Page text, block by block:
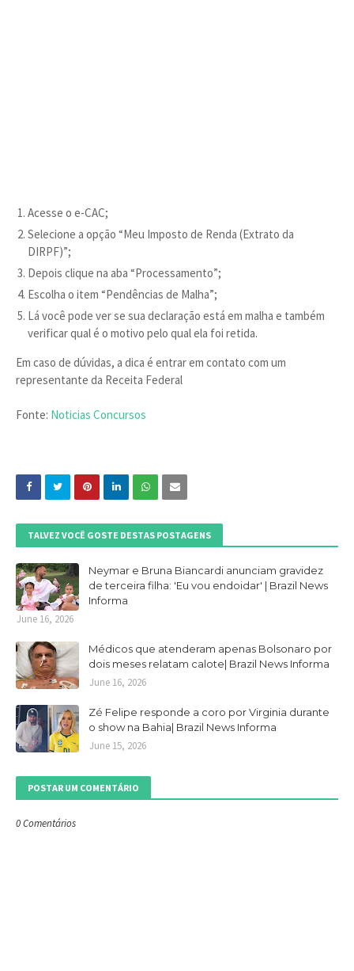
Acesse o e-CAC;
Selecione a opção “Meu Imposto de Renda (Extrato da
DIRPF)”;
Depois clique na aba “Processamento”;
Escolha o item “Pendências de Malha”;
Lá você pode ver se sua declaração está em malha e também
verificar qual é o motivo pelo qual ela foi retida.
Em caso de dúvidas, a dica é entrar em contato com um
representante da Receita Federal
Fonte: Noticias Concursos
TALVEZ VOCÊ GOSTE DESTAS POSTAGENS
Neymar e Bruna Biancardi anunciam gravidez
de terceira filha: 'Eu vou endoidar' | Brazil News
Informa
June 16, 2026
Médicos que atenderam apenas Bolsonaro por
dois meses relatam calote| Brazil News Informa
June 16, 2026
Zé Felipe responde a coro por Virginia durante
o show na Bahia| Brazil News Informa
June 15, 2026
POSTAR UM COMENTÁRIO
0 Comentários